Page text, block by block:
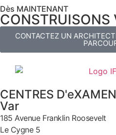
Dès MAINTENANT
CONSTRUISONS
CONTACTEZ UN
CENTRES
Var
185 Avenue Franklin Roosevelt
Le Cygne 5